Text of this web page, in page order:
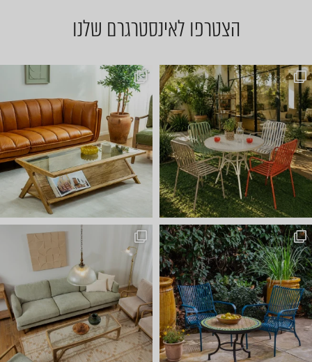
הצטרפו לאינסטרגרם שלנו
ועכשיו הגיע הזמן לשולחן הסל